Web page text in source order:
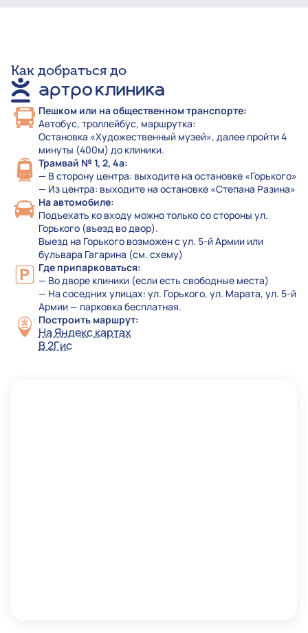
Как добраться до
Пешком или на общественном транспорте:
Автобус, троллейбус, маршрутка:
Остановка «Художественный музей», далее пройти 4
минуты (400м) до клиники.
Трамвай № 1, 2, 4а:
— В сторону центра: выходите на остановке «Горького»
— Из центра: выходите на остановке «Степана Разина»
На автомобиле:
Подъехать ко входу можно только со стороны ул.
Горького (въезд во двор).
Выезд на Горького возможен с ул. 5-й Армии или
бульвара Гагарина (см. схему)
Где припарковаться:
— Во дворе клиники (если есть свободные места)
— На соседних улицах: ул. Горького, ул. Марата, ул. 5-й
Армии — парковка бесплатная.
Построить маршрут:
На Яндекс картах
В 2Гис